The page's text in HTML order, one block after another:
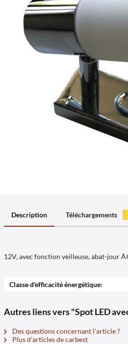
Description Téléchargements
12V, avec fonction veilleuse, abat-jour
Classe d'efficacité énergétique:
Autres liens vers "Spot LED
Des questions concernant l'article ?
Plus d'articles de carbest